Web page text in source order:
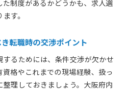
制度があるかどうかも、求人選
す。
転職時の交渉ポイント
るためには、条件交渉が欠かせ
格やこれまでの現場経験、扱っ
理しておきましょう。大阪府内